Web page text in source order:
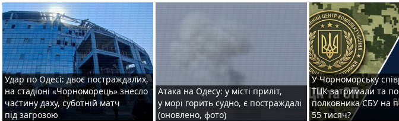
Удар по Одесі: двоє постраждалих,
на стадіоні «Чорноморець» знесло
частину даху, суботній матч
під загрозою
Атака на Одесу: у місті приліт,
у морі горить судно, є постраждалі
(оновлено, фото)
У Чорноморську
ТЦК затримали та
полковника СБУ на
55 тисяч?